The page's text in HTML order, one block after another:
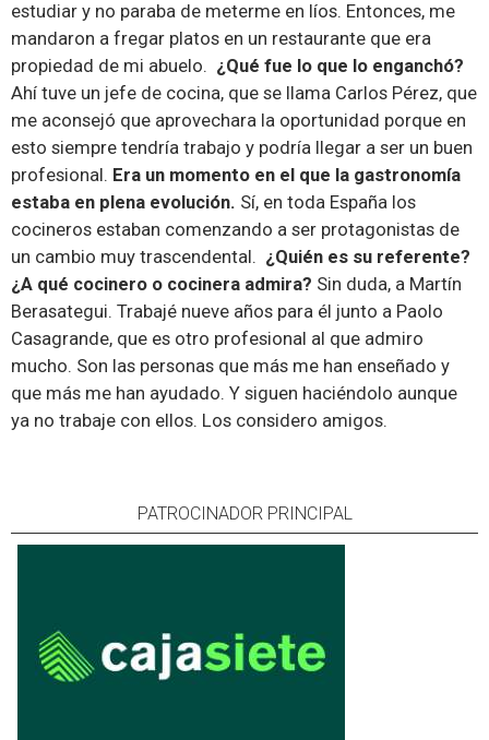
estudiar y no paraba de meterme en líos. Entonces, me
mandaron a fregar platos en un restaurante que era
propiedad de mi abuelo. ¿Qué fue lo que lo enganchó?
Ahí tuve un jefe de cocina, que se llama Carlos Pérez, que
me aconsejó que aprovechara la oportunidad porque en
esto siempre tendría trabajo y podría llegar a ser un buen
profesional. Era un momento en el que la gastronomía
estaba en plena evolución. Sí, en toda España los
cocineros estaban comenzando a ser protagonistas de
un cambio muy trascendental. ¿Quién es su referente?
¿A qué cocinero o cocinera admira? Sin duda, a Martín
Berasategui. Trabajé nueve años para él junto a Paolo
Casagrande, que es otro profesional al que admiro
mucho. Son las personas que más me han enseñado y
que más me han ayudado. Y siguen haciéndolo aunque
ya no trabaje con ellos. Los considero amigos.
PATROCINADOR PRINCIPAL